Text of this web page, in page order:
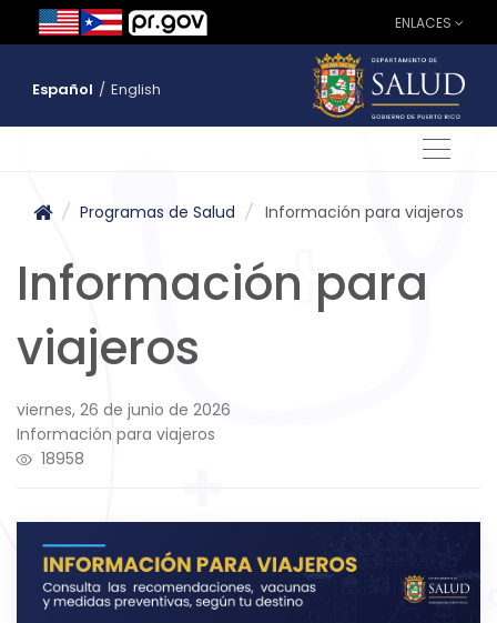
ENLACES
Español / English
/ Programas de Salud / Información para viajeros
Información para
viajeros
viernes, 26 de junio de 2026
Información para viajeros
18958